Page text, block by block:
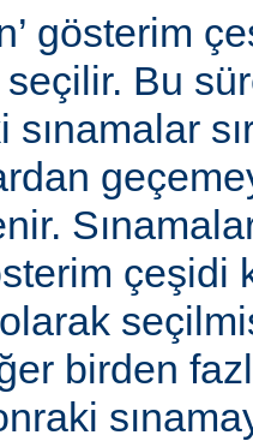
gösterim
Bu
sınamalar
çeşidi
birden